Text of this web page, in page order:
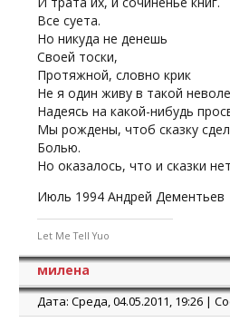
Все суета.
Но никуда не денешь
Своей тоски,
Протяжной, словно крик
Не я один живу в такой
Надеясь на какой-нибудь
Мы рождены, чтоб сказку
Болью.
Но оказалось, что и сказки
Июль 1994 Андрей Дементьев
Let Me Tell Yuo
милена
Дата: Среда, 04.05.2011, 19:26 |